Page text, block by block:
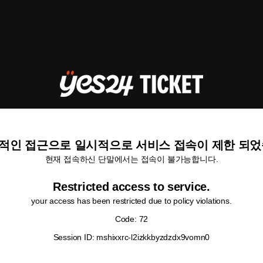
인 접근으로 일시적으로 서비스 접속이 제한 되
현재 접속하신 단말에서는 접속이 불가능합니다.
Restricted access to service.
your access has been restricted due to policy violations.
Code: 72
Session ID: mshixxrc-l2izkkbyzdzdx9vomn0